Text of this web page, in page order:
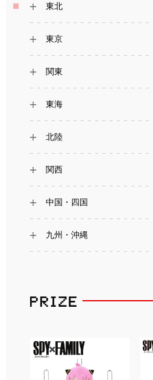
東北
東京
関東
東海
北陸
関西
中国・四国
九州・沖縄